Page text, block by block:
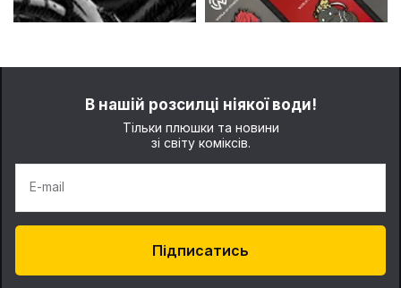
В нашій розсилці ніякої води!
Тільки плюшки та новини
зі світу коміксів.
E-mail
Підписатись